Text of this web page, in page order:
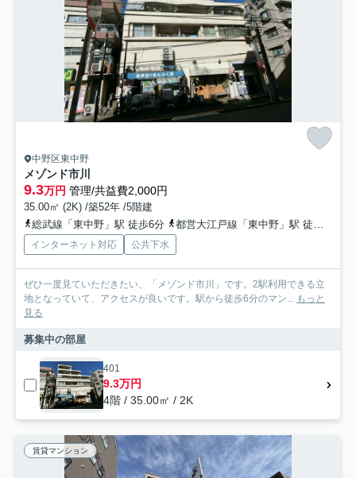
中野区東中野
メゾンド市川
9.3万円 管理/共益費2,000円
35.00㎡ (2K) /築52年 /5階建
総武線「東中野」駅 徒歩6分
都営大江戸線「東中野」駅 徒歩6分
インターネット対応 公共下水
ぜひ一度見ていただきたい、「メゾンド市川」です。2駅利用できる立
地となっていて、アクセスが良いです。駅から徒歩6分のマン... もっと
見る
募集中の部屋
401
9.3万円
4階 / 35.00㎡ / 2K
賃貸マンション